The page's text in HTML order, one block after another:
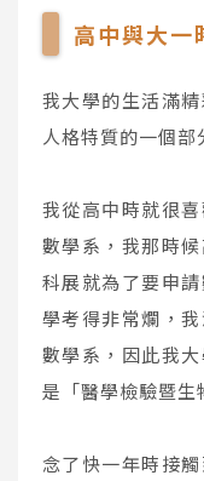
高中與大一
我大學的生活滿
人格特質的一個部
我從高中時就很
數學系，我那時
科展就為了要申
學考得非常爛，
數學系，因此我
是「醫學檢驗暨生
念了快一年時接